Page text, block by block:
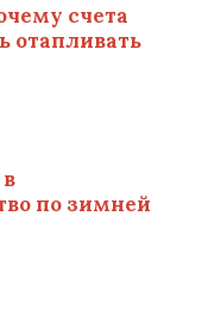
счета
отапливать
по зимней